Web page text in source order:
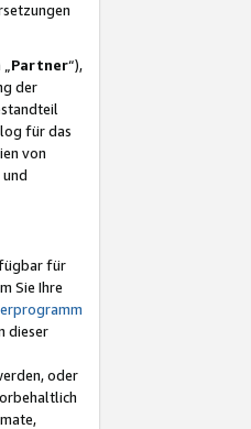
Partner“),
der
für das
von
für
Sie Ihre
dieser
oder